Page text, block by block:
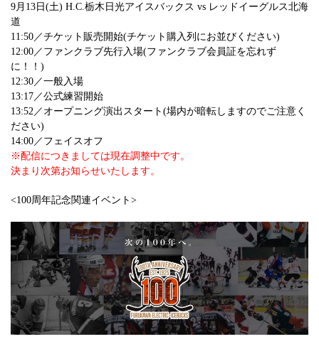
9月13日(土) H.C.栃木日光アイスバックス vs レッドイーグルス北海
道
11:50／チケット販売開始(チケット購入列にお並びください)
12:00／ファンクラブ先行入場(ファンクラブ会員証を忘れず
に！！)
12:30／一般入場
13:17／公式練習開始
13:52／オープニング演出スタート(場内が暗転しますのでご注意く
ださい)
14:00／フェイスオフ
※配信につきましては現在調整中です。
決まり次第お知らせいたします。
<100周年記念関連イベント>